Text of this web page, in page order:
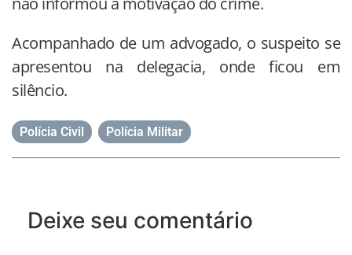
Acompanhado de um advogado, o suspeito se
apresentou na delegacia, onde ficou em
silêncio.
Polícia Civil Polícia Militar
Deixe seu comentário